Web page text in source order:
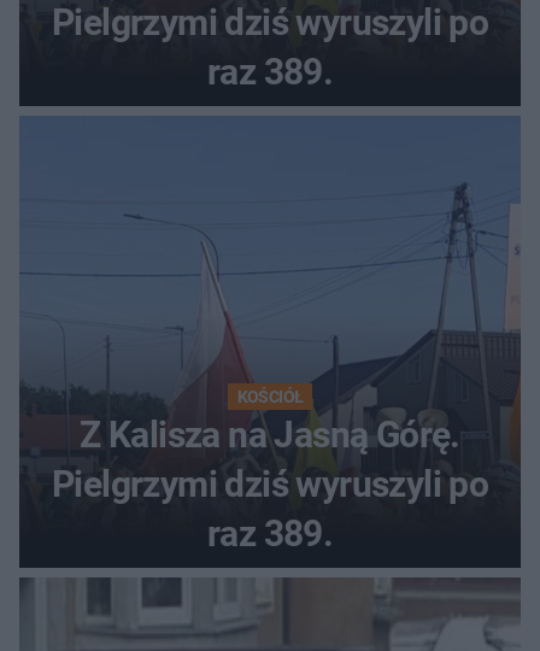
Pielgrzymi dziś wyruszyli po
raz 389.
KOŚCIÓŁ
Z Kalisza na Jasną Górę.
Pielgrzymi dziś wyruszyli po
raz 389.